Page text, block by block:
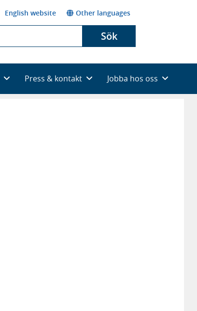
English website Other languages
Sök
Press & kontakt Jobba hos oss